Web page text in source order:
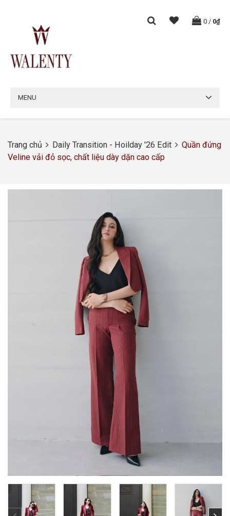
0 / 0₫
MENU
Trang chủ Daily Transition - Hoilday '26 Edit
Quần đứng
Veline vải đỏ sọc, chất liệu dày dặn cao cấp